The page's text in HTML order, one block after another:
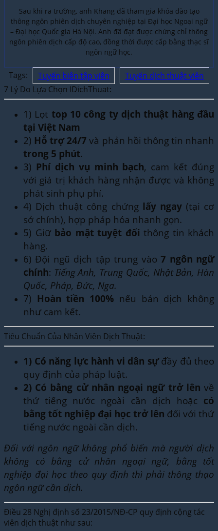
Sau khi ra trường, anh Khang đã tham gia khóa đào tạo
thông ngôn phiên dịch chuyên nghiệp tại Đại học Ngoại ngữ
– Đại học Quốc gia Hà Nội. Anh đã đạt được chứng chỉ thông
ngôn phiên dịch cấp độ cao, đồng thời được cấp bằng thạc sĩ
ngôn ngữ học.
Tags: Tuyển biên tập viên
Tuyển dịch thuật viên
7 Lý Do Lựa Chọn IDichThuat:
1) Lọt top 10 công ty dịch thuật hàng đầu
tại Việt Nam
2) Hỗ trợ 24/7 và phản hồi thông tin nhanh
trong 5 phút.
3) Phí dịch vụ minh bạch, cam kết đúng
với giá trị khách hàng nhận được và không
phát sinh phụ phí.
4) Dịch thuật công chứng lấy ngay(tại cơ
sở chính), hợp pháp hóa nhanh gọn.
5) Giữ bảo mật tuyệt đối thông tin khách
hàng.
6) Đội ngũ dịch tập trung vào7 ngôn ngữ
chính: Tiếng Anh, Trung Quốc, Nhật Bản, Hàn
Quốc, Pháp, Đức, Nga.
7) Hoàn tiền 100% nếu bản dịch không
như cam kết.
Tiêu Chuẩn Của Nhân Viên Dịch Thuật:
1) Có năng lực hành vi dân sựđầy đủ theo
quy định của pháp luật.
2) Có bằng cử nhân ngoại ngữ trở lên về
thứ tiếng nước ngoài cần dịch hoặc có
bằng tốt nghiệp đại học trở lên đối với thứ
tiếng nước ngoài cần dịch.
Đối với ngôn ngữ không phổ biến mà người dịch
không có bằng cử nhân ngoại ngữ, bằng tốt
nghiệp đại học theo quy định thì phải thông thạo
ngôn ngữ cần dịch.
Điều 28 Nghị định số 23/2015/NĐ-CP quy định cộng tác
viên dịch thuật như sau: